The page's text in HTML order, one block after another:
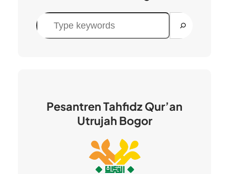
C
a
Pesantren Tahfidz Qur’an
Utrujah Bogor